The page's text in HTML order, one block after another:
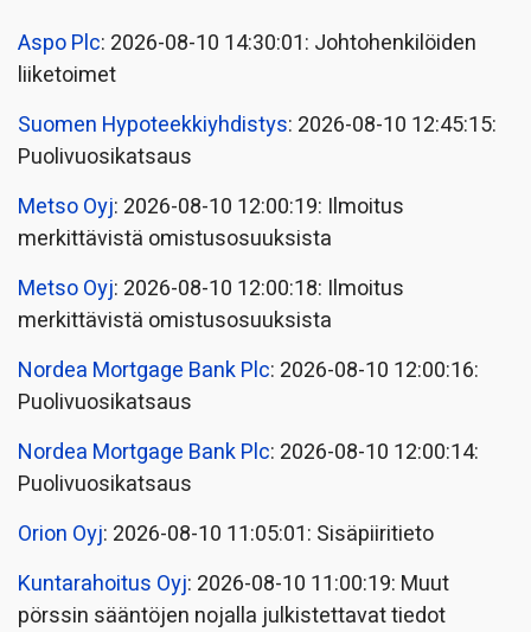
Aspo Plc: 2026-08-10 14:30:01: Johtohenkilöiden
liiketoimet
Suomen Hypoteekkiyhdistys: 2026-08-10 12:45:15:
Puolivuosikatsaus
Metso Oyj: 2026-08-10 12:00:19: Ilmoitus
merkittävistä omistusosuuksista
Metso Oyj: 2026-08-10 12:00:18: Ilmoitus
merkittävistä omistusosuuksista
Nordea Mortgage Bank Plc: 2026-08-10 12:00:16:
Puolivuosikatsaus
Nordea Mortgage Bank Plc: 2026-08-10 12:00:14:
Puolivuosikatsaus
Orion Oyj: 2026-08-10 11:05:01: Sisäpiiritieto
Kuntarahoitus Oyj: 2026-08-10 11:00:19: Muut
pörssin sääntöjen nojalla julkistettavat tiedot